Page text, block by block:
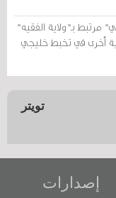
مرتبط بـ"ولاية الفقيه"
أخرى في تخبط خليجي
تويتر
إصدارات